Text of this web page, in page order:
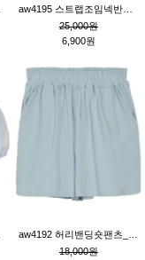
25,000원
6,900원
18,000원